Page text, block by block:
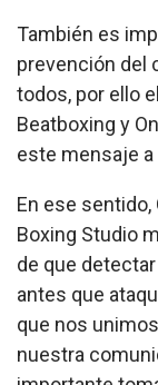
También es
prevención del
todos, por ello
Beatboxing y
este mensaje
En ese sentido,
Boxing Studio
de que
antes que
que nos
nuestra